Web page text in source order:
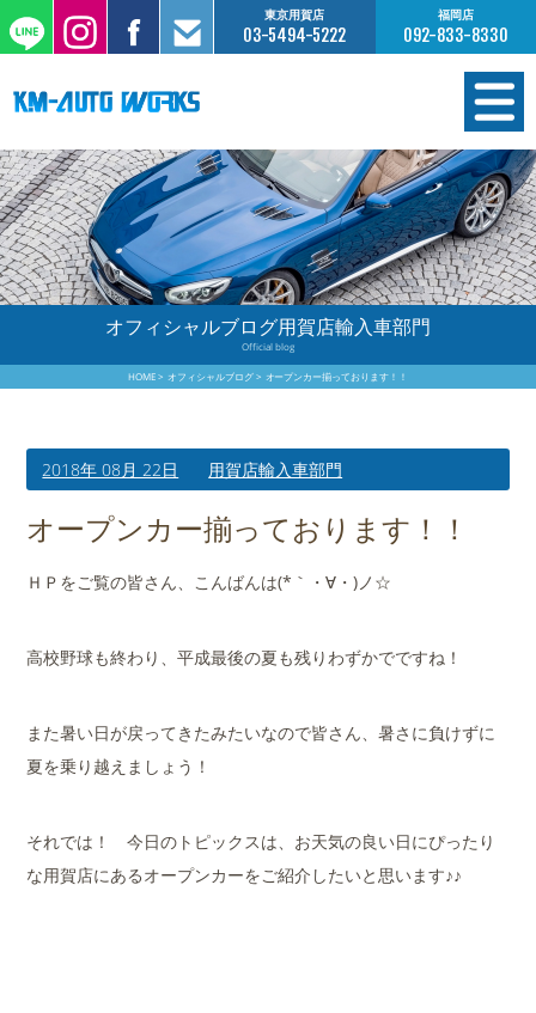
東京用賀店
03-5494-5222
福岡店
092-833-8330
在庫情報
オーダー販売
工場サービス
保証について
買取査定のご案内
店舗案内
会社概要
オフィシャルブログ用賀店輸入車部門
Official blog
HOME オフィシャルブログ オープンカー揃っております！！
2018年 08月 22日 用賀店輸入車部門
オープンカー揃っております！！
ＨＰをご覧の皆さん、こんばんは(*｀・∀・)ノ☆
高校野球も終わり、平成最後の夏も残りわずかでですね！
また暑い日が戻ってきたみたいなので皆さん、暑さに負けずに
夏を乗り越えましょう！
それでは！ 今日のトピックスは、お天気の良い日にぴったり
な用賀店にあるオープンカーをご紹介したいと思います♪♪